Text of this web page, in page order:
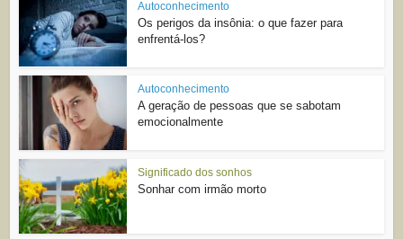
Autoconhecimento
Os perigos da insônia: o que fazer para
enfrentá-los?
Autoconhecimento
A geração de pessoas que se sabotam
emocionalmente
Significado dos sonhos
Sonhar com irmão morto